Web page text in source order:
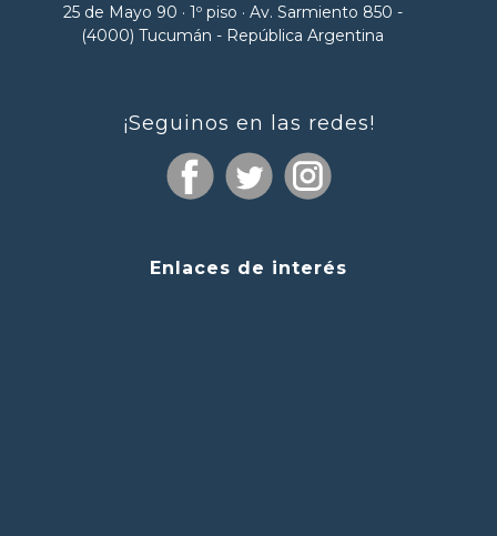
25 de Mayo 90 · 1º piso · Av. Sarmiento 850 -
(4000) Tucumán - República Argentina
¡Seguinos en las redes!
Enlaces de interés